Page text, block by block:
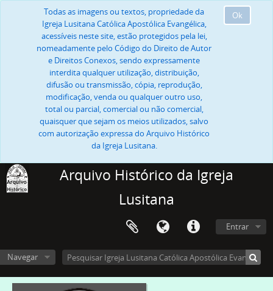
Ok
Todas as imagens ou textos, propriedade da
Igreja Lusitana Católica Apostólica Evangélica,
acessíveis neste site, estão protegidos pela lei,
nomeadamente pelo Código do Direito de Autor
e Direitos Conexos, sendo expressamente
interdita qualquer utilização, distribuição,
difusão ou transmissão, cópia, reprodução,
modificação, venda ou qualquer outro uso,
total ou parcial, comercial ou não comercial,
quaisquer que sejam os meios utilizados, salvo
com autorização expressa do Arquivo Histórico
da Igreja Lusitana.
Arquivo Histórico da Igreja
Lusitana
Entrar
Navegar